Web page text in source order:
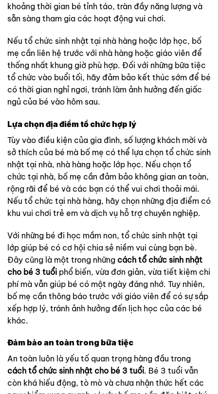
khoảng thời gian bé tỉnh táo, tràn đầy năng lượng và
sẵn sàng tham gia các hoạt động vui chơi.
Nếu tổ chức sinh nhật tại nhà hàng hoặc lớp học, bố
mẹ cần liên hệ trước với nhà hàng hoặc giáo viên để
thống nhất khung giờ phù hợp. Đối với những bữa tiệc
tổ chức vào buổi tối, hãy đảm bảo kết thúc sớm để bé
có thời gian nghỉ ngơi, tránh làm ảnh hưởng đến giấc
ngủ của bé vào hôm sau.
Lựa chọn địa điểm tổ chức hợp lý
Tùy vào điều kiện của gia đình, số lượng khách mời và
sở thích của bé mà bố mẹ có thể lựa chọn tổ chức sinh
nhật tại nhà, nhà hàng hoặc lớp học. Nếu chọn tổ
chức tại nhà, bố mẹ cần đảm bảo không gian an toàn,
rộng rãi để bé và các bạn có thể vui chơi thoải mái.
Nếu tổ chức tại nhà hàng, hãy chọn những địa điểm có
khu vui chơi trẻ em và dịch vụ hỗ trợ chuyên nghiệp.
Với những bé đi học mầm non, tổ chức sinh nhật tại
lớp giúp bé có cơ hội chia sẻ niềm vui cùng bạn bè.
Đây cũng là một trong những cách tổ chức sinh nhật
cho bé 3 tuổi phổ biến, vừa đơn giản, vừa tiết kiệm chi
phí mà vẫn giúp bé có một ngày đáng nhớ. Tuy nhiên,
bố mẹ cần thông báo trước với giáo viên để có sự sắp
xếp hợp lý, tránh ảnh hưởng đến lịch học của các bé
khác.
Đảm bảo an toàn trong bữa tiệc
An toàn luôn là yếu tố quan trọng hàng đầu trong
cách tổ chức sinh nhật cho bé 3 tuổi. Bé 3 tuổi vẫn
còn khá hiếu động, tò mò và chưa nhận thức hết các